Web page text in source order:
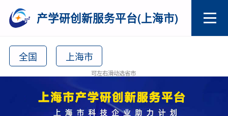
产学研创新服务平台(上海市)
全国 上海市
可左右滑动选省市